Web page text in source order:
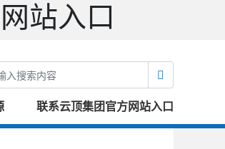
站入口
联系云顶集团官方网站入口